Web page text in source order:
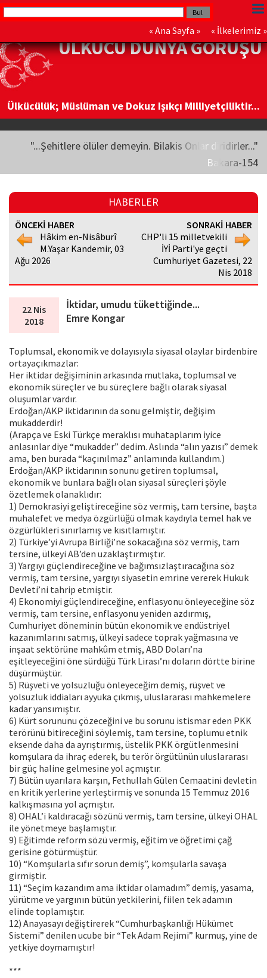
« Ana Sayfa » « İlkelerimiz »
ÜLKÜCÜ DÜNYA GÖRÜŞÜ
Ülkücülük; Müslüman ve Dokuz Işıkçı Milliyetçiliktir...
"...Şehitlere ölüler demeyin. Bilakis Onlar diridirler..."
Bakara-154
HABERLER
ÖNCEKİ HABER
Hâkim en-Nisâburî
M.Yaşar Kandemir, 03
Ağu 2026
SONRAKİ HABER
CHP'li 15 milletvekili
İYİ Parti'ye geçti
Cumhuriyet Gazetesi, 22
Nis 2018
22 Nis
2018
İktidar, umudu tükettiğinde...
Emre Kongar
Toplumsal, ekonomik ve dolayısıyla siyasal olaylar birdenbire
ortayaçıkmazlar:
Her iktidar değişiminin arkasında mutlaka, toplumsal ve
ekonomik süreçler ve bu süreçlere bağlı olarak siyasal
oluşumlar vardır.
Erdoğan/AKP iktidarının da sonu gelmiştir, değişim
mukadderdir!
(Arapça ve Eski Türkçe meraklısı muhataplarım iyice
anlasınlar diye “mukadder” dedim. Aslında “alın yazısı” demek
ama, ben burada “kaçınılmaz” anlamında kullandım.)
Erdoğan/AKP iktidarının sonunu getiren toplumsal,
ekonomik ve bunlara bağlı olan siyasal süreçleri şöyle
özetlemek olanaklıdır:
1) Demokrasiyi geliştireceğine söz vermiş, tam tersine, başta
muhalefet ve medya özgürlüğü olmak kaydıyla temel hak ve
özgürlükleri sınırlamış ve kısıtlamıştır.
2) Türkiye’yi Avrupa Birliği’ne sokacağına söz vermiş, tam
tersine, ülkeyi AB’den uzaklaştırmıştır.
3) Yargıyı güçlendireceğine ve bağımsızlaştıracağına söz
vermiş, tam tersine, yargıyı siyasetin emrine vererek Hukuk
Devleti’ni tahrip etmiştir.
4) Ekonomiyi güçlendireceğine, enflasyonu önleyeceğine söz
vermiş, tam tersine, enflasyonu yeniden azdırmış,
Cumhuriyet döneminin bütün ekonomik ve endüstriyel
kazanımlarını satmış, ülkeyi sadece toprak yağmasına ve
inşaat sektörüne mahkûm etmiş, ABD Doları’na
eşitleyeceğini öne sürdüğü Türk Lirası’nı doların dörtte birine
düşürmüştür.
5) Rüşveti ve yolsuzluğu önleyeceğim demiş, rüşvet ve
yolsuzluk iddiaları ayyuka çıkmış, uluslararası mahkemelere
kadar yansımıştır.
6) Kürt sorununu çözeceğini ve bu sorunu istismar eden PKK
terörünü bitireceğini söylemiş, tam tersine, toplumu etnik
eksende daha da ayrıştırmış, üstelik PKK örgütlenmesini
komşulara da ihraç ederek, bu terör örgütünün uluslararası
bir güç haline gelmesine yol açmıştır.
7) Bütün uyarılara karşın, Fethullah Gülen Cemaatini devletin
en kritik yerlerine yerleştirmiş ve sonunda 15 Temmuz 2016
kalkışmasına yol açmıştır.
8) OHAL’i kaldıracağı sözünü vermiş, tam tersine, ülkeyi OHAL
ile yönetmeye başlamıştır.
9) Eğitimde reform sözü vermiş, eğitim ve öğretimi çağ
gerisine götürmüştür.
10) “Komşularla sıfır sorun demiş”, komşularla savaşa
girmiştir.
11) “Seçim kazandım ama iktidar olamadım” demiş, yasama,
yürütme ve yargının bütün yetkilerini, fiilen tek adamın
elinde toplamıştır.
12) Anayasayı değiştirerek “Cumhurbaşkanlığı Hükümet
Sistemi” denilen ucube bir “Tek Adam Rejimi” kurmuş, yine de
yetkiye doymamıştır!
***